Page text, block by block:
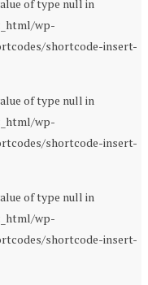
of type null in
wp-
shortcode-insert-
of type null in
wp-
shortcode-insert-
of type null in
wp-
shortcode-insert-